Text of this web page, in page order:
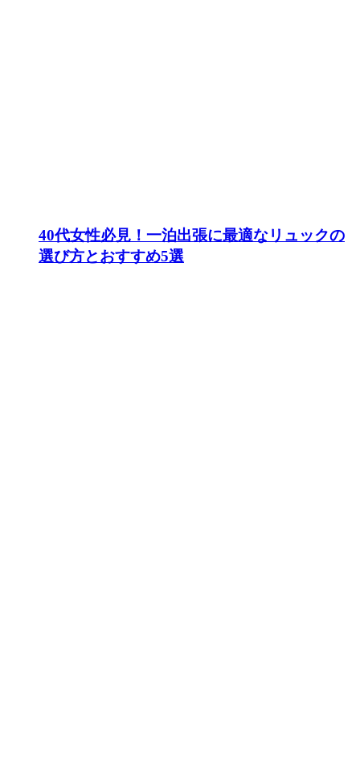
40代女性必見！一泊出張に最適なリュックの
選び方とおすすめ5選